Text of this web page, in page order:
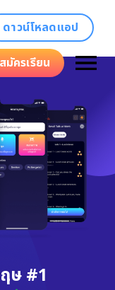
ดาวน์โหลดแอป
มัครเรียน
ษ #1